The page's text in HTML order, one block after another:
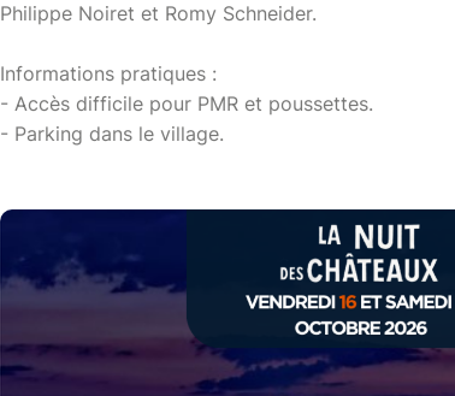
Philippe Noiret et Romy Schneider.
Informations pratiques :
- Accès difficile pour PMR et poussettes.
- Parking dans le village.